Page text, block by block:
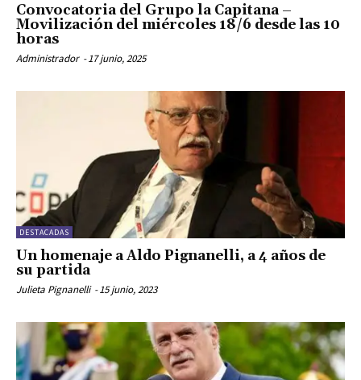
Convocatoria del Grupo la Capitana –
Movilización del miércoles 18/6 desde las 10
horas
Administrador -17 junio, 2025
DESTACADAS
Un homenaje a Aldo Pignanelli, a 4 años de
su partida
Julieta Pignanelli -15 junio, 2023